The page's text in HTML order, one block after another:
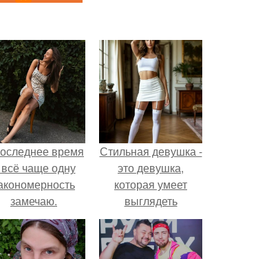
время
чаще одну
замечаю.
Стильная девушка -
это девушка,
которая умеет
выглядеть
привлекательно и
элегантно в любои
ситуации.